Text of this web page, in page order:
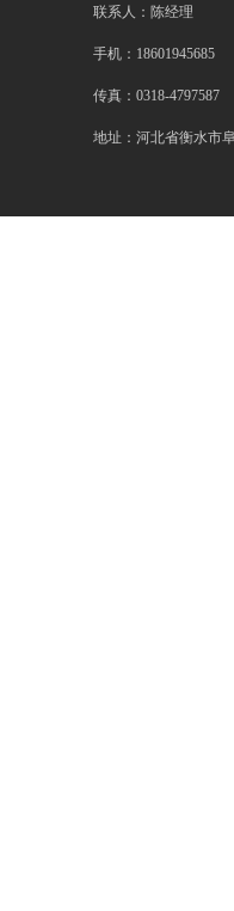
联系人： 陈经理
手机： 18601945685
传真： 0318-4797587
地址： 河北省衡水市